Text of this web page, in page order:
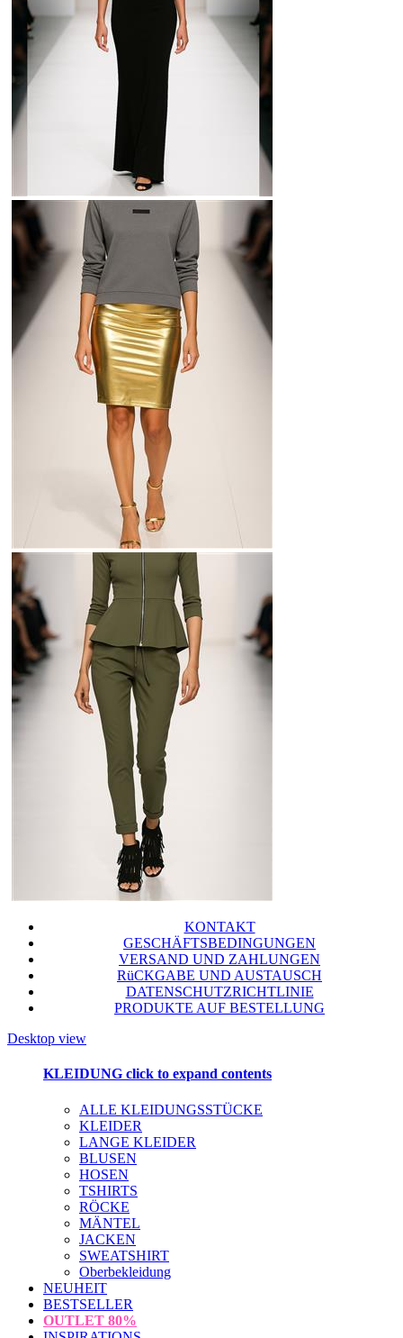
KONTAKT
GESCHÄFTSBEDINGUNGEN
VERSAND UND ZAHLUNGEN
RüCKGABE UND AUSTAUSCH
DATENSCHUTZRICHTLINIE
PRODUKTE AUF BESTELLUNG
Desktop view
KLEIDUNG click to expand contents
ALLE KLEIDUNGSSTÜCKE
KLEIDER
LANGE KLEIDER
BLUSEN
HOSEN
TSHIRTS
RÖCKE
MÄNTEL
JACKEN
SWEATSHIRT
Oberbekleidung
NEUHEIT
BESTSELLER
OUTLET 80%